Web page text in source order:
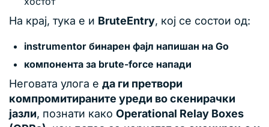
На крај, тука е и BruteEntry, кој се состои од:
instrumentor бинарен фајл напишан на Go
компонента за brute-force напади
Неговата улога е да ги претвори
компромитираните уреди во скенирачки
јазли, познати како Operational Relay Boxes